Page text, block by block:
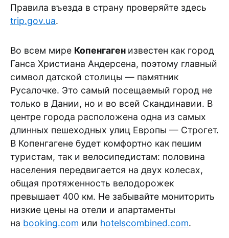
Правила въезда в страну проверяйте здесь
trip.gov.ua.
Во всем мире Копенгаген известен как город
Ганса Христиана Андерсена, поэтому главный
символ датской столицы — памятник
Русалочке. Это самый посещаемый город не
только в Дании, но и во всей Скандинавии. В
центре города расположена одна из самых
длинных пешеходных улиц Европы — Строгет.
В Копенгагене будет комфортно как пешим
туристам, так и велосипедистам: половина
населения передвигается на двух колесах,
общая протяженность велодорожек
превышает 400 км. Не забывайте мониторить
низкие цены на отели и апартаменты
на booking.com или hotelscombined.com.